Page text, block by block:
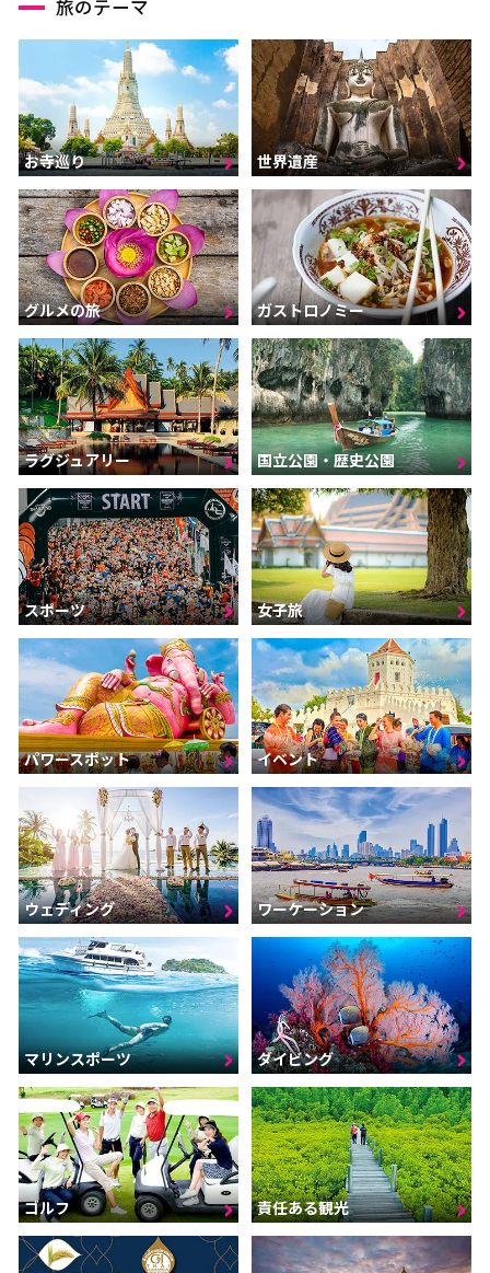
旅のテーマ
お寺巡り 世界遺産
グルメの旅 ガストロノミー
ラグジュアリー 国立公園・歴史公園
スポーツ 女子旅
パワースポット イベント
ウェディング ワーケーション
マリンスポーツ ダイビング
ゴルフ 責任ある観光